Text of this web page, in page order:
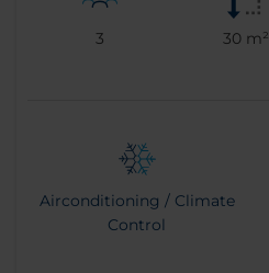
3 30 m²
Airconditioning / Climate
Control